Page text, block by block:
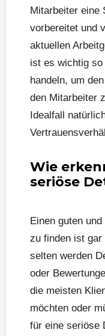
Mitarbeiter eine
vorbereitet und
aktuellen
ist es wichtig
handeln, um
den Mitarbeiter
Idealfall
Wie
seriöse
Einen guten
zu finden ist
selten werden
oder
die meisten
möchten oder
für eine seriöse